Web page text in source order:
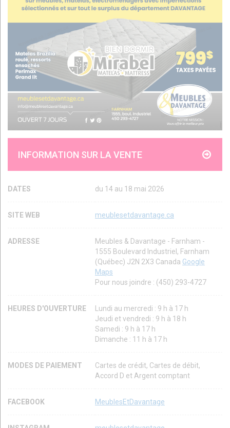
INFORMATION SUR LA VENTE
DATES du 14 au 18 mai 2026
SITE WEB meublesetdavantage.ca
ADRESSE
Meubles & Davantage - Farnham -
1555 Boulevard Industriel, Farnham
(Québec) J2N 2X3 Canada Google
Maps
Pour nous joindre : (450) 293-4727
HEURES D'OUVERTURE
Lundi au mercredi : 9 h à 17 h
Jeudi et vendredi : 9 h à 18 h
Samedi : 9 h à 17 h
Dimanche : 11 h à 17 h
MODES DE PAIEMENT
Cartes de crédit, Cartes de débit,
Accord D et Argent comptant
FACEBOOK MeublesEtDavantage